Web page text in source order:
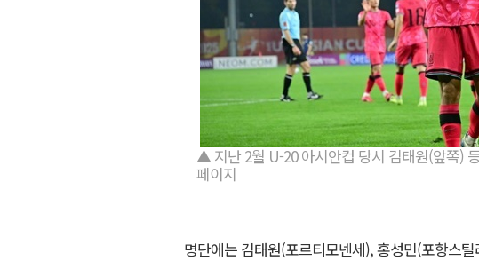
▲ 지난 2월 U-20 아시안컵 당시 김태원(앞쪽)
페이지
명단에는 김태원(포르티모넨세), 홍성민(포항스